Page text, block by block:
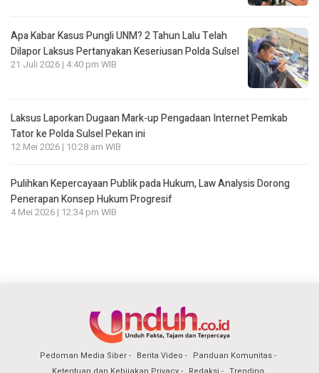
Apa Kabar Kasus Pungli UNM? 2 Tahun Lalu Telah
Dilapor Laksus Pertanyakan Keseriusan Polda Sulsel
21 Juli 2026 | 4:40 pm WIB
Laksus Laporkan Dugaan Mark-up Pengadaan Internet Pemkab
Tator ke Polda Sulsel Pekan ini
12 Mei 2026 | 10:28 am WIB
Pulihkan Kepercayaan Publik pada Hukum, Law Analysis Dorong
Penerapan Konsep Hukum Progresif
4 Mei 2026 | 12:34 pm WIB
Pedoman Media Siber Berita Video
Panduan Komunitas